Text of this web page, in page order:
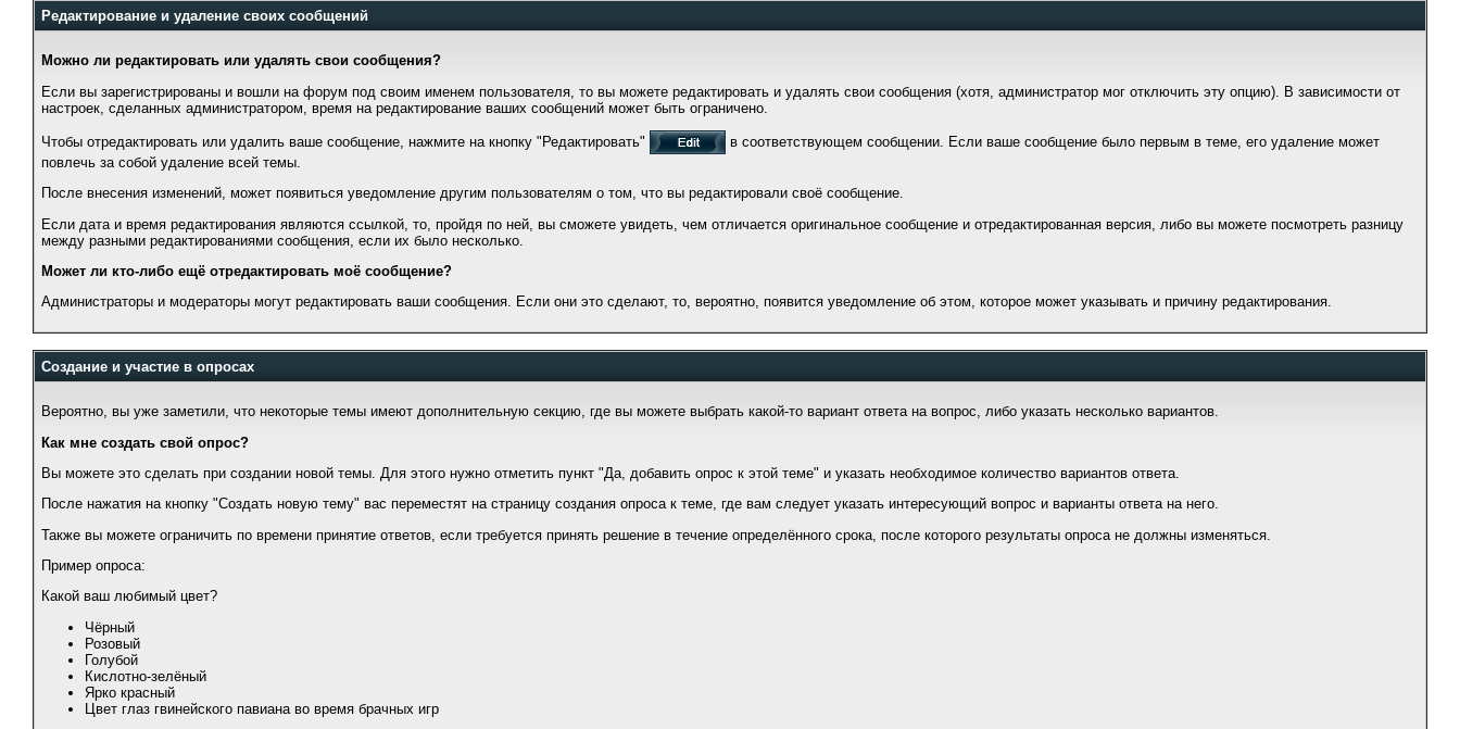
Редактирование и удаление своих сообщений
Можно ли редактировать или удалять свои сообщения?
Если вы зарегистрированы и вошли на форум под своим именем пользователя, то вы можете редактировать и удалять свои сообщения (хотя, администратор мог отключить эту опцию). В зависимости от
настроек, сделанных администратором, время на редактирование ваших сообщений может быть ограничено.
Чтобы отредактировать или удалить ваше сообщение, нажмите на кнопку "Редактировать"
в соответствующем сообщении. Если ваше сообщение было первым в теме, его удаление может
повлечь за собой удаление всей темы.
После внесения изменений, может появиться уведомление другим пользователям о том, что вы редактировали своё сообщение.
Если дата и время редактирования являются ссылкой, то, пройдя по ней, вы сможете увидеть, чем отличается оригинальное сообщение и отредактированная версия, либо вы можете посмотреть разницу
между разными редактированиями сообщения, если их было несколько.
Может ли кто-либо ещё отредактировать моё сообщение?
Администраторы и модераторы могут редактировать ваши сообщения. Если они это сделают, то, вероятно, появится уведомление об этом, которое может указывать и причину редактирования.
Создание и участие в опросах
Вероятно, вы уже заметили, что некоторые темы имеют дополнительную секцию, где вы можете выбрать какой-то вариант ответа на вопрос, либо указать несколько вариантов.
Как мне создать свой опрос?
Вы можете это сделать при создании новой темы. Для этого нужно отметить пункт "Да, добавить опрос к этой теме" и указать необходимое количество вариантов ответа.
После нажатия на кнопку "Создать новую тему" вас переместят на страницу создания опроса к теме, где вам следует указать интересующий вопрос и варианты ответа на него.
Также вы можете ограничить по времени принятие ответов, если требуется принять решение в течение определённого срока, после которого результаты опроса не должны изменяться.
Пример опроса:
Какой ваш любимый цвет?
Чёрный
Розовый
Голубой
Кислотно-зелёный
Ярко красный
Цвет глаз гвинейского павиана во время брачных игр